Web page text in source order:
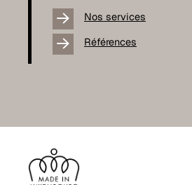
Nos services
Références